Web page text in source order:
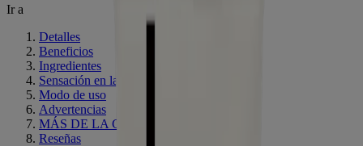
Ir a
Detalles
Beneficios
Ingredientes
Sensación en la piel
Modo de uso
Advertencias
MÁS DE LA COLECCIÓN
Reseñas